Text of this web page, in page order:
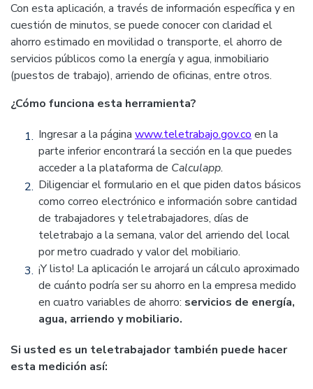
Con esta aplicación, a través de información específica y en
cuestión de minutos, se puede conocer con claridad el
ahorro estimado en movilidad o transporte, el ahorro de
servicios públicos como la energía y agua, inmobiliario
(puestos de trabajo), arriendo de oficinas, entre otros.
¿Cómo funciona esta herramienta?
Ingresar a la página www.teletrabajo.gov.co en la
parte inferior encontrará la sección en la que puedes
acceder a la plataforma de Calculapp.
Diligenciar el formulario en el que piden datos básicos
como correo electrónico e información sobre cantidad
de trabajadores y teletrabajadores, días de
teletrabajo a la semana, valor del arriendo del local
por metro cuadrado y valor del mobiliario.
¡Y listo! La aplicación le arrojará un cálculo aproximado
de cuánto podría ser su ahorro en la empresa medido
en cuatro variables de ahorro: servicios de energía,
agua, arriendo y mobiliario.
Si usted es un teletrabajador también puede hacer
esta medición así: